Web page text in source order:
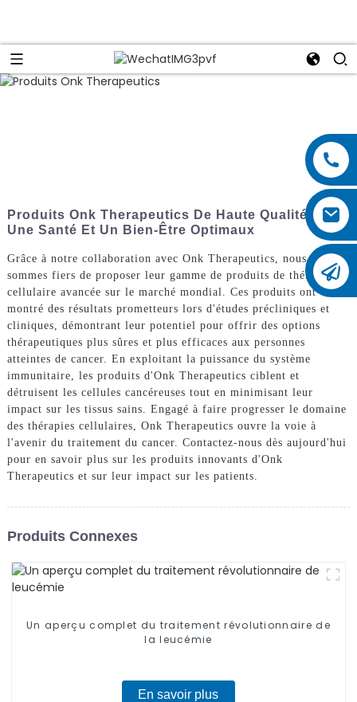
Produits Onk Therapeutics De Haute Qualité Pour
Une Santé Et Un Bien-Être Optimaux
Grâce à notre collaboration avec Onk Therapeutics, nous
sommes fiers de proposer leur gamme de produits de thérapie
cellulaire avancée sur le marché mondial. Ces produits ont
montré des résultats prometteurs lors d'études précliniques et
cliniques, démontrant leur potentiel pour offrir des options
thérapeutiques plus sûres et plus efficaces aux personnes
atteintes de cancer. En exploitant la puissance du système
immunitaire, les produits d'Onk Therapeutics ciblent et
détruisent les cellules cancéreuses tout en minimisant leur
impact sur les tissus sains. Engagé à faire progresser le domaine
des thérapies cellulaires, Onk Therapeutics ouvre la voie à
l'avenir du traitement du cancer. Contactez-nous dès aujourd'hui
pour en savoir plus sur les produits innovants d'Onk
Therapeutics et sur leur impact sur les patients.
Produits Connexes
Un aperçu complet du traitement révolutionnaire de
la leucémie
En savoir plus